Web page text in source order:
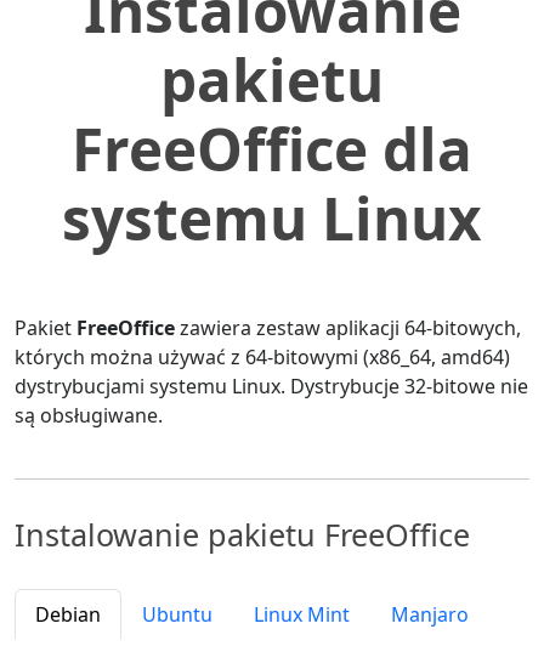
pakietu
FreeOffice dla
systemu Linux
Pakiet FreeOfficezawiera zestaw aplikacji 64-bitowych,
których można używać z 64-bitowymi (x86_64, amd64)
dystrybucjami systemu Linux. Dystrybucje 32-bitowe nie
są obsługiwane.
Instalowanie pakietu FreeOffice
Debian Ubuntu Linux Mint
Manjaro